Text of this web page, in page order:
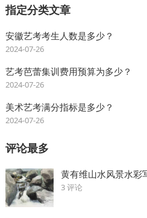
指定分类文章
安徽艺考考生人数是多少？
2024-07-26
艺考芭蕾集训费用预算为多少？
2024-07-26
美术艺考满分指标是多少？
2024-07-26
评论最多
黄有维山水风景水彩
3 评论